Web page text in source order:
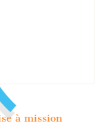
à mission